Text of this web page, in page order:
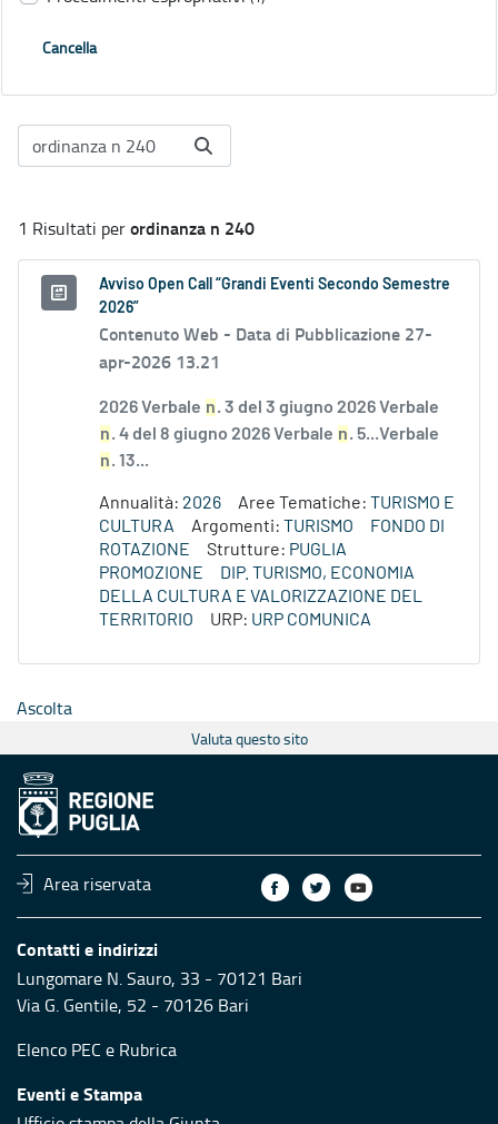
Cancella
1 Risultati perordinanza n 240
Avviso Open Call “Grandi Eventi Secondo Semestre
2026”
Contenuto Web - Data di Pubblicazione 27-
apr-2026 13.21
2026 Verbale n. 3 del 3 giugno 2026 Verbale
n. 4 del 8 giugno 2026 Verbale n. 5...Verbale
n. 13...
Annualità: 2026 Aree Tematiche: TURISMO E
CULTURA
Argomenti: TURISMO
FONDO DI
ROTAZIONE
Strutture: PUGLIA
PROMOZIONE
DIP. TURISMO, ECONOMIA
DELLA CULTURA E VALORIZZAZIONE DEL
TERRITORIO
URP: URP COMUNICA
Ascolta
Valuta questo sito
Area riservata
Contatti e indirizzi
Lungomare N. Sauro, 33 - 70121 Bari
Via G. Gentile, 52 - 70126 Bari
Elenco PEC e Rubrica
Eventi e Stampa